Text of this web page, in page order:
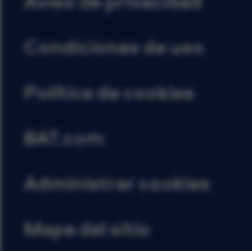
Condiciones de uso
Política de cookies
BAT.com
Administrar cookies
Mapa del sitio